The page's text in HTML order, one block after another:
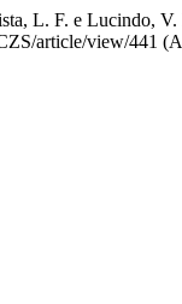
L. F. e Lucindo,
article/view/441